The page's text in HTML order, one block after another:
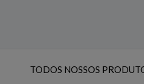
TODOS NOSSOS